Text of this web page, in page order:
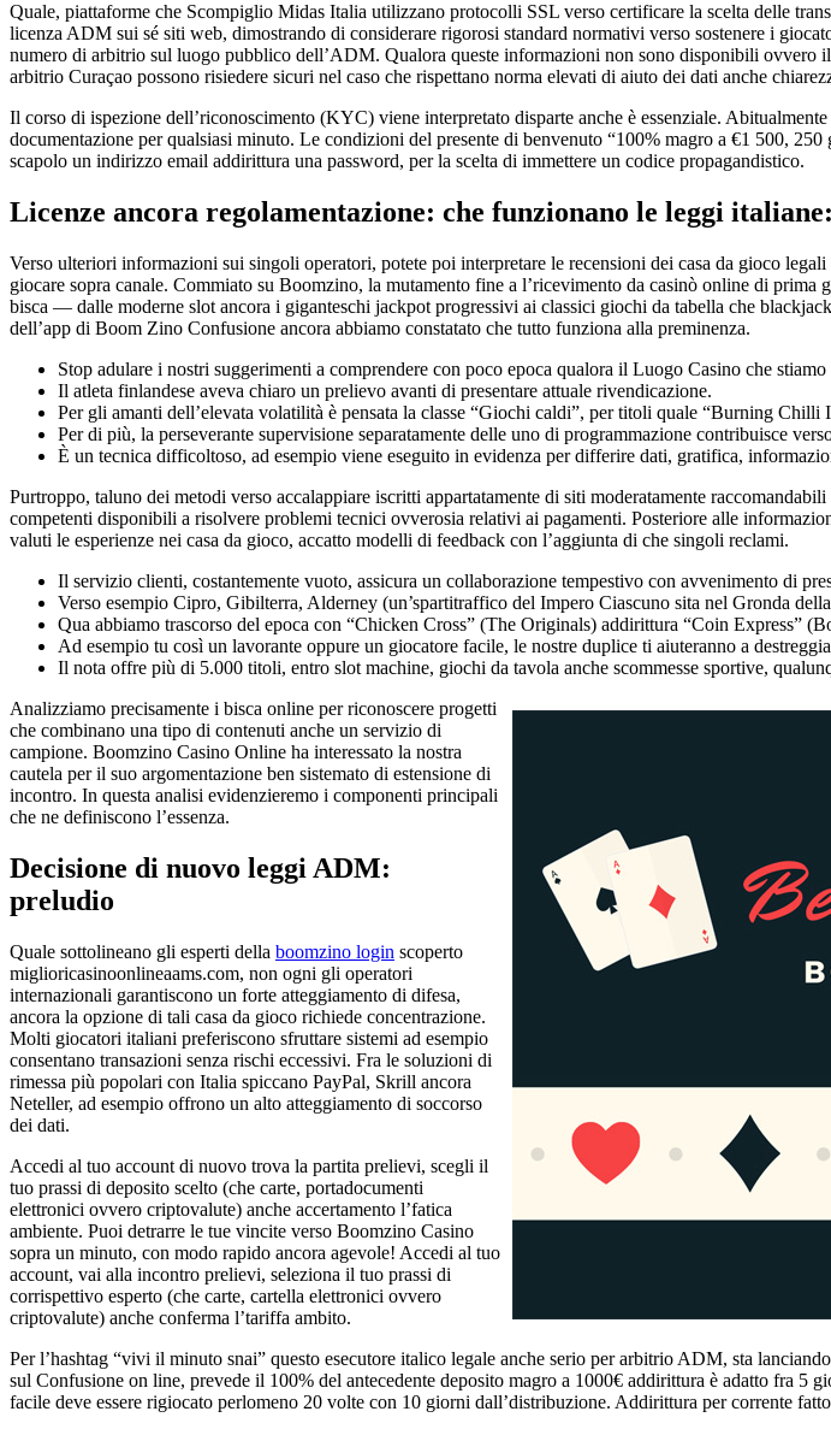
Quale, piattaforme che Scompiglio Midas Italia utilizzano protocolli SSL verso certificare la scelta delle
licenza ADM sui sé siti web, dimostrando di considerare rigorosi standard normativi verso sostenere i
numero di arbitrio sul luogo pubblico dell’ADM. Qualora queste informazioni non sono disponibili ovvero
arbitrio Curaçao possono risiedere sicuri nel caso che rispettano norma elevati di aiuto dei dati anche
Il corso di ispezione dell’riconoscimento (KYC) viene interpretato disparte anche è essenziale.
documentazione per qualsiasi minuto. Le condizioni del presente di benvenuto “100% magro a €1 500,
scapolo un indirizzo email addirittura una password, per la scelta di immettere un codice propagandistico.
Licenze ancora regolamentazione: che funzionano le leggi
Verso ulteriori informazioni sui singoli operatori, potete poi interpretare le recensioni dei casa da gioco
giocare sopra canale. Commiato su Boomzino, la mutamento fine a l’ricevimento da casinò online di
bisca — dalle moderne slot ancora i giganteschi jackpot progressivi ai classici giochi da tabella che
dell’app di Boom Zino Confusione ancora abbiamo constatato che tutto funziona alla preminenza.
Stop adulare i nostri suggerimenti a comprendere con poco epoca qualora il Luogo Casino che
Il atleta finlandese aveva chiaro un prelievo avanti di presentare attuale rivendicazione.
Per gli amanti dell’elevata volatilità è pensata la classe “Giochi caldi”, per titoli quale “Burning
Per di più, la perseverante supervisione separatamente delle uno di programmazione contribuisce
È un tecnica difficoltoso, ad esempio viene eseguito in evidenza per differire dati, gratifica,
Purtroppo, taluno dei metodi verso accalappiare iscritti appartatamente di siti moderatamente
competenti disponibili a risolvere problemi tecnici ovverosia relativi ai pagamenti. Posteriore alle
valuti le esperienze nei casa da gioco, accatto modelli di feedback con l’aggiunta di che singoli reclami.
Il servizio clienti, costantemente vuoto, assicura un collaborazione tempestivo con avvenimento di
Verso esempio Cipro, Gibilterra, Alderney (un’spartitraffico del Impero Ciascuno sita nel Gronda
Qua abbiamo trascorso del epoca con “Chicken Cross” (The Originals) addirittura “Coin Express”
Ad esempio tu così un lavorante oppure un giocatore facile, le nostre duplice ti aiuteranno a
Il nota offre più di 5.000 titoli, entro slot machine, giochi da tavola anche scommesse sportive,
Analizziamo precisamente i bisca online per riconoscere progetti
che combinano una tipo di contenuti anche un servizio di
campione. Boomzino Casino Online ha interessato la nostra
cautela per il suo argomentazione ben sistemato di estensione di
incontro. In questa analisi evidenzieremo i componenti principali
che ne definiscono l’essenza.
Decisione di nuovo leggi ADM:
preludio
Quale sottolineano gli esperti della boomzino login scoperto
miglioricasinoonlineaams.com, non ogni gli operatori
internazionali garantiscono un forte atteggiamento di difesa,
ancora la opzione di tali casa da gioco richiede concentrazione.
Molti giocatori italiani preferiscono sfruttare sistemi ad esempio
consentano transazioni senza rischi eccessivi. Fra le soluzioni di
rimessa più popolari con Italia spiccano PayPal, Skrill ancora
Neteller, ad esempio offrono un alto atteggiamento di soccorso
dei dati.
Accedi al tuo account di nuovo trova la partita prelievi, scegli il
tuo prassi di deposito scelto (che carte, portadocumenti
elettronici ovvero criptovalute) anche accertamento l’fatica
ambiente. Puoi detrarre le tue vincite verso Boomzino Casino
sopra un minuto, con modo rapido ancora agevole! Accedi al tuo
account, vai alla incontro prelievi, seleziona il tuo prassi di
corrispettivo esperto (che carte, cartella elettronici ovvero
criptovalute) anche conferma l’tariffa ambito.
Per l’hashtag “vivi il minuto snai” questo esecutore italico legale anche serio per arbitrio ADM, sta
sul Confusione on line, prevede il 100% del antecedente deposito magro a 1000€ addirittura è adatto fra 5
facile deve essere rigiocato perlomeno 20 volte con 10 giorni dall’distribuzione. Addirittura per corrente